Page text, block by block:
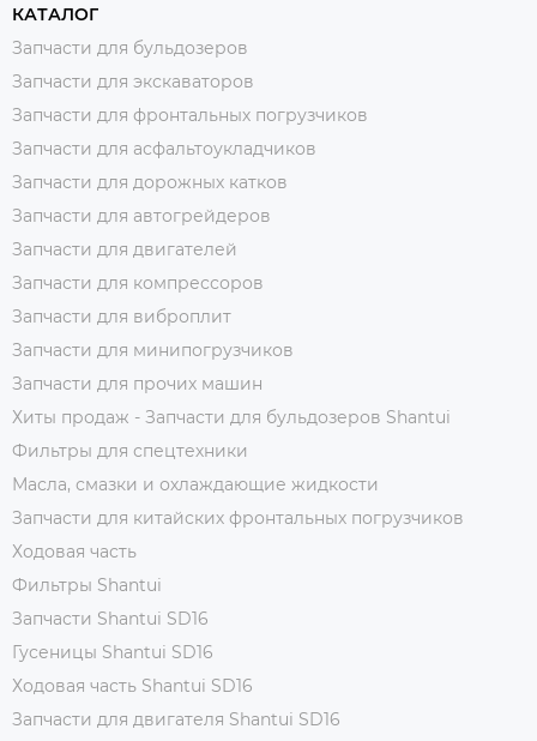
КАТАЛОГ
Запчасти для бульдозеров
Запчасти для экскаваторов
Запчасти для фронтальных погрузчиков
Запчасти для асфальтоукладчиков
Запчасти для дорожных катков
Запчасти для автогрейдеров
Запчасти для двигателей
Запчасти для компрессоров
Запчасти для виброплит
Запчасти для минипогрузчиков
Запчасти для прочих машин
Хиты продаж - Запчасти для бульдозеров Shantui
Фильтры для спецтехники
Масла, смазки и охлаждающие жидкости
Запчасти для китайских фронтальных погрузчиков
Ходовая часть
Фильтры Shantui
Запчасти Shantui SD16
Гусеницы Shantui SD16
Ходовая часть Shantui SD16
Запчасти для двигателя Shantui SD16